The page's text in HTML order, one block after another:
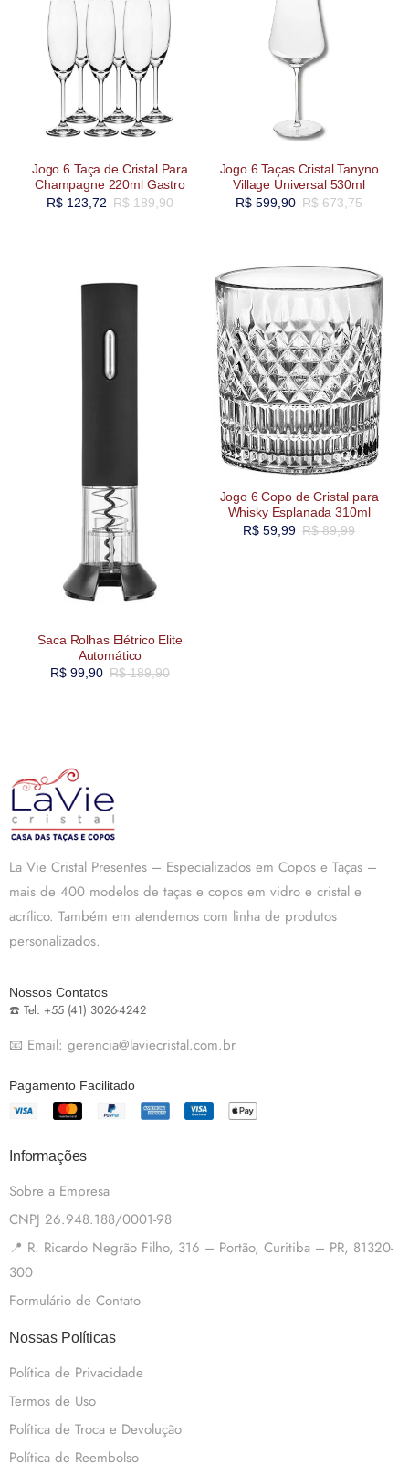
Jogo 6 Taça de Cristal Para
Champagne 220ml Gastro
R$189,90
R$123,72
Jogo 6 Taças Cristal Tanyno
Village Universal 530ml
R$673,75
R$599,90
Saca Rolhas Elétrico Elite
Automático
R$189,90
R$99,90
Jogo 6 Copo de Cristal para
Whisky Esplanada 310ml
R$89,99
R$59,99
La Vie Cristal Presentes – Especializados em Copos e Taças –
mais de 400 modelos de taças e copos em vidro e cristal e
acrílico. Também em atendemos com linha de produtos
personalizados.
Nossos Contatos
☎️ Tel: +55 (41) 3026-4242
📧 Email: gerencia@laviecristal.com.br
Pagamento Facilitado
Informações
Sobre a Empresa
CNPJ 26.948.188/0001-98
📍 R. Ricardo Negrão Filho, 316 – Portão, Curitiba – PR, 81320-
300
Formulário de Contato
Nossas Políticas
Política de Privacidade
Termos de Uso
Política de Troca e Devolução
Política de Reembolso